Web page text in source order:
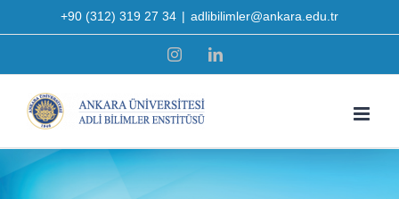
to
+90 (312) 319 27 34 | adlibilimler@ankara.edu.tr
InstagramLinkedIn